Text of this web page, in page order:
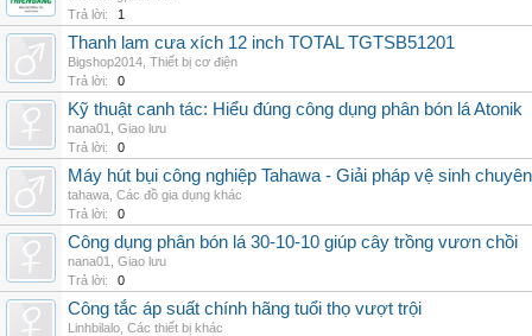
Trả lời:
1
Thanh lam cưa xích 12 inch TOTAL TGTSB51201
Bigshop2014 Thiết bị cơ điện
Trả lời:
0
Kỹ thuật canh tác: Hiểu đúng công dụng phân bón lá Atonik
nana01
Giao lưu
Trả lời:
0
Máy hút bụi công nghiệp Tahawa - Giải pháp vệ sinh
tahawa Các đồ gia dụng khác
Trả lời:
0
Công dụng phân bón lá 30-10-10 giúp cây trồng vươn chồi
nana01
Giao lưu
Trả lời:
0
Công tắc áp suất chính hãng tuổi thọ vượt trội
Linhbilalo Các thiết bị khác